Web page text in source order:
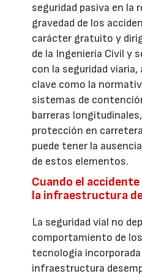
seguridad pasiva en la
gravedad de los
carácter gratuito y
de la Ingeniería Civil y
con la seguridad
clave como la
sistemas de
barreras
protección en
puede tener la
de estos elementos.
Cuando el
la infraestructura
La seguridad vial no
comportamiento de
tecnología
infraestructura